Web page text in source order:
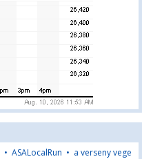
• ASALocalRun • a verseny vege